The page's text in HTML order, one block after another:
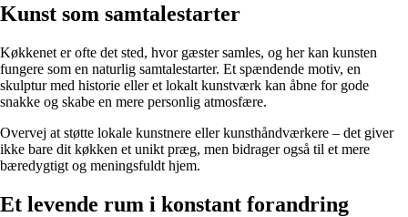
Kunst som samtalestarter
Køkkenet er ofte det sted, hvor gæster samles, og her kan kunsten
fungere som en naturlig samtalestarter. Et spændende motiv, en
skulptur med historie eller et lokalt kunstværk kan åbne for gode
snakke og skabe en mere personlig atmosfære.
Overvej at støtte lokale kunstnere eller kunsthåndværkere – det giver
ikke bare dit køkken et unikt præg, men bidrager også til et mere
bæredygtigt og meningsfuldt hjem.
Et levende rum i konstant forandring